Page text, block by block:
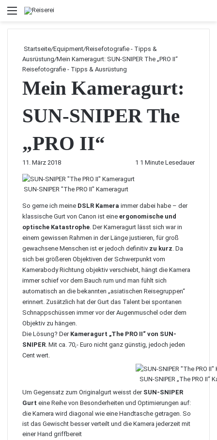
Menü
Startseite/Equipment/Reisefotografie - Tipps &
Ausrüstung/Mein Kameragurt: SUN-SNIPER The „PRO II“
Reisefotografie - Tipps & Ausrüstung
Mein Kameragurt:
SUN-SNIPER The
„PRO II“
11. März 2018 1 1 Minute Lesedauer
SUN-SNIPER "The PRO II" Kameragurt
So gerne ich meine DSLR Kamera immer dabei habe – der
klassische Gurt von Canon ist eine ergonomische und
optische Katastrophe. Der Kameragurt lässt sich war in
einem gewissen Rahmen in der Länge justieren, für groß
gewachsene Menschen ist er jedoch definitiv zu kurz. Da
sich bei größeren Objektiven der Schwerpunkt vom
Kamerabody Richtung objektiv verschiebt, hängt die Kamera
immer schief vor dem Bauch rum und man fühlt sich
automatisch an die bekannten „asiatischen Reisegruppen“
erinnert. Zusätzlich hat der Gurt das Talent bei spontanen
Schnappschüssen immer vor der Augenmuschel oder dem
Objektiv zu hängen.
Die Lösung? Der Kameragurt „The PRO II“ von SUN-
SNIPER. Mit ca. 70,- Euro nicht ganz günstig, jedoch jeden
Cent wert.
SUN-SNIPER „The PRO II“
Um Gegensatz zum Originalgurt weisst der SUN-SNIPER
Gurt eine Reihe von Besonderheiten und Optimierungen auf:
die Kamera wird diagonal wie eine Handtasche getragen. So
ist das Gewischt besser verteilt und die Kamera jederzeit mit
einer Hand griffbereit